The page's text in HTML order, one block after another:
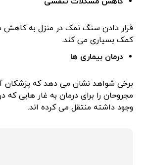
قرار دادن سنگ نمک در منزل به
کمک بسیاری می کند.
درمان بیماری ها
برخی شواهد نشان می دهد که پزشکان
مجروحان را برای درمان به غار هایی
وجود داشته منتقل می کرده اند.